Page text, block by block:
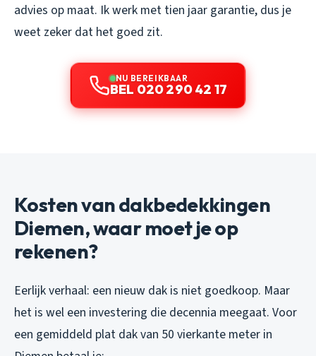
advies op maat. Ik werk met tien jaar garantie, dus je
weet zeker dat het goed zit.
NU BEREIKBAAR
BEL 020 290 42 17
Kosten van dakbedekkingen
Diemen, waar moet je op
rekenen?
Eerlijk verhaal: een nieuw dak is niet goedkoop. Maar
het is wel een investering die decennia meegaat. Voor
een gemiddeld plat dak van 50 vierkante meter in